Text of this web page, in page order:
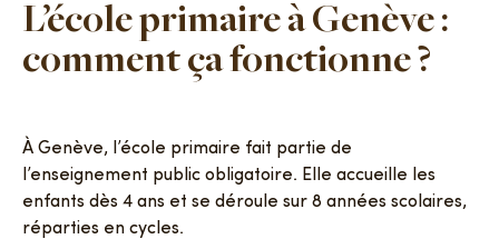
L’école primaire à Genève :
comment ça fonctionne ?
À Genève, l’école primaire fait partie de
l’enseignement public obligatoire. Elle accueille les
enfants dès 4 ans et se déroule sur 8 années scolaires,
réparties en cycles.